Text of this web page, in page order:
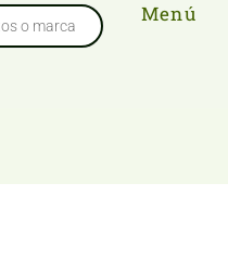
Menú